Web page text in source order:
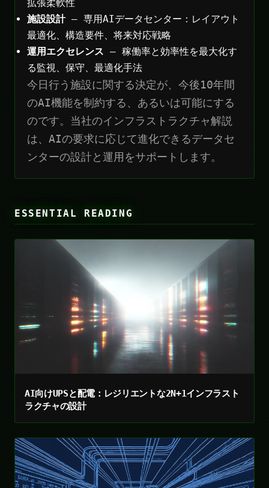
拡張柔軟性
施設設計— 専用AIデータセンター：レイアウト
最適化、構造要件、将来対応戦略
運用エクセレンス — 稼働率と効率性を最大化す
る監視、保守、最適化手法
今日行う施設に関する決定が、今後10年間
のAI機能を制約する、あるいは可能にする
のです。当社のインフラストラクチャ解説
は、AIの要求に応じて進化できるデータセ
ンターの設計と運用をサポートします。
ESSENTIAL READING
AI向けUPSと配電：レジリエントな2N+1インフラスト
ラクチャの設計